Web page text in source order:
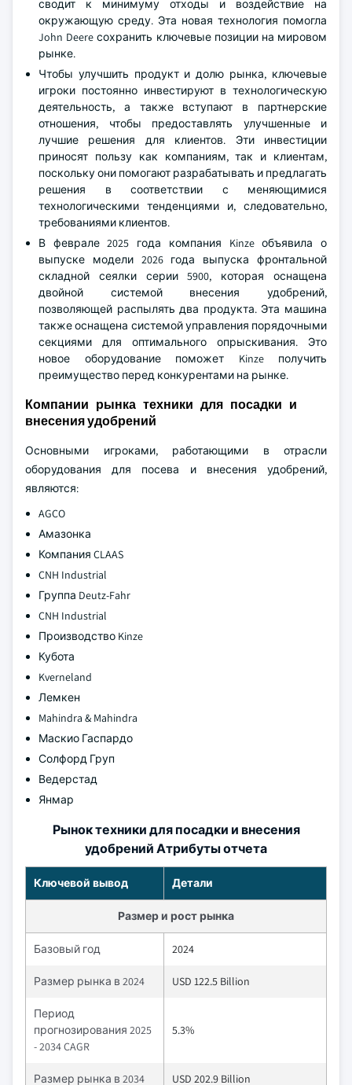
сводит к минимуму отходы и воздействие на
окружающую среду. Эта новая технология помогла
John Deere сохранить ключевые позиции на мировом
рынке.
Чтобы улучшить продукт и долю рынка, ключевые
игроки постоянно инвестируют в технологическую
деятельность, а также вступают в партнерские
отношения, чтобы предоставлять улучшенные и
лучшие решения для клиентов. Эти инвестиции
приносят пользу как компаниям, так и клиентам,
поскольку они помогают разрабатывать и предлагать
решения в соответствии с меняющимися
технологическими тенденциями и, следовательно,
требованиями клиентов.
В феврале 2025 года компания Kinze объявила о
выпуске модели 2026 года выпуска фронтальной
складной сеялки серии 5900, которая оснащена
двойной системой внесения удобрений,
позволяющей распылять два продукта. Эта машина
также оснащена системой управления порядочными
секциями для оптимального опрыскивания. Это
новое оборудование поможет Kinze получить
преимущество перед конкурентами на рынке.
Компании рынка техники для посадки и
внесения удобрений
Основными игроками, работающими в отрасли
оборудования для посева и внесения удобрений,
являются:
AGCO
Амазонка
Компания CLAAS
CNH Industrial
Группа Deutz-Fahr
CNH Industrial
Производство Kinze
Кубота
Kverneland
Лемкен
Mahindra & Mahindra
Маскио Гаспардо
Солфорд Груп
Ведерстад
Янмар
Рынок техники для посадки и внесения
удобрений Атрибуты отчета
Ключевой вывод Детали
Размер и рост рынка
Базовый год 2024
Размер рынка в 2024 USD 122.5 Billion
Период
прогнозирования 2025
- 2034 CAGR
5.3%
Размер рынка в 2034 USD 202.9 Billion